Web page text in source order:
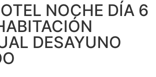
NOCHE DÍA 6
DESAYUNO